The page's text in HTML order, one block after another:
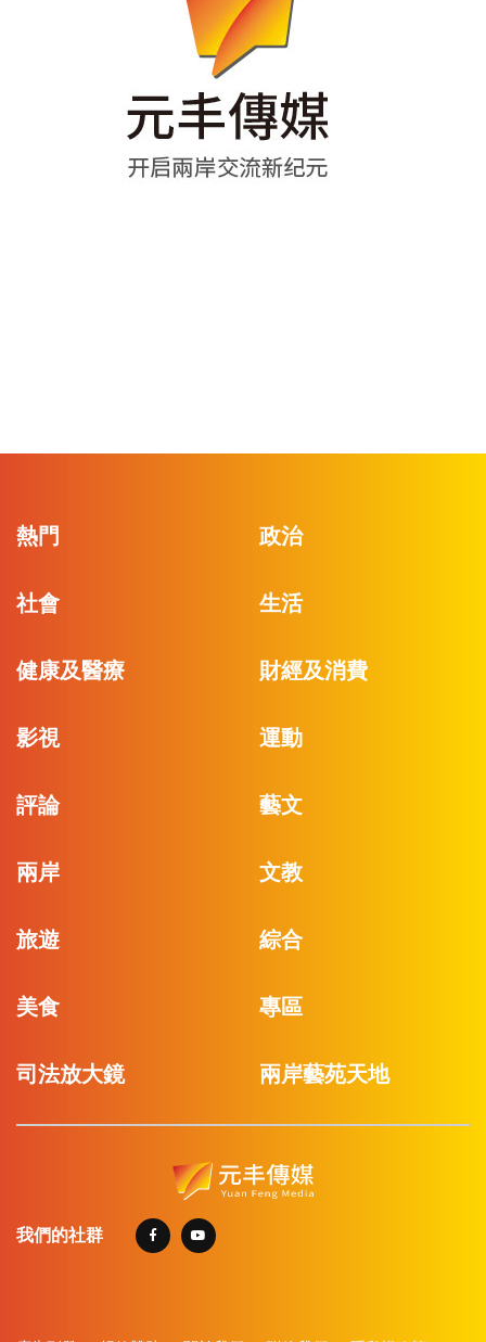
熱門 政治
社會 生活
健康及醫療 財經及消費
影視 運動
評論 藝文
兩岸 文教
旅遊 綜合
美食 專區
司法放大鏡 兩岸藝苑天地
我們的社群